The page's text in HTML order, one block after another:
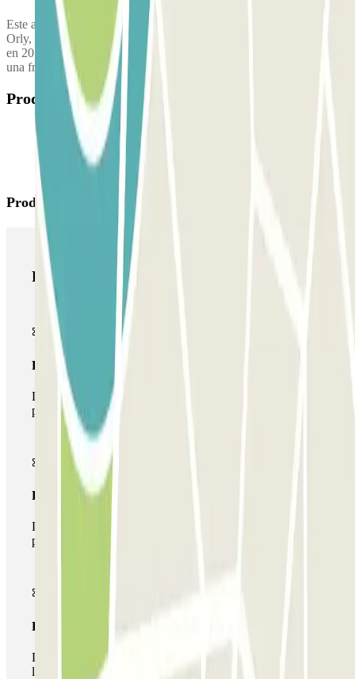
Este aparcamiento no dispone de autobús lanzadera. Para llegar a
Orly, puede tomar la línea de tranvía T7 que le llevará al aeropuerto
en 20 minutos. El servicio está disponible de 5.30 h a 12.30 h con
una frecuencia que varía entre 6 y 15 minutos.
Productos disponibles
Productos de Parclick
Productos de Parclick
Pase básico
Durante tu estancia podrás entrar y salir una única vez al
parking
Pase multiparking
Durante tu estancia podrás hacer uso de toda la red de
parkings de este operador disponibles en Parclick.
Pase ilimitado
Durante tu estancia podrás entrar y salir del parking todas
las veces que quieras.